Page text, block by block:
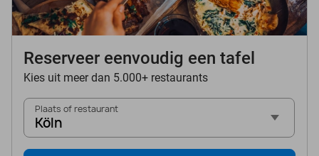
Reserveer eenvoudig een tafel
Kies uit meer dan 5.000+ restaurants
Plaats of restaurant
Köln